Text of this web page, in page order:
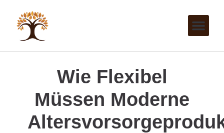
Wie Flexibel
Müssen Moderne